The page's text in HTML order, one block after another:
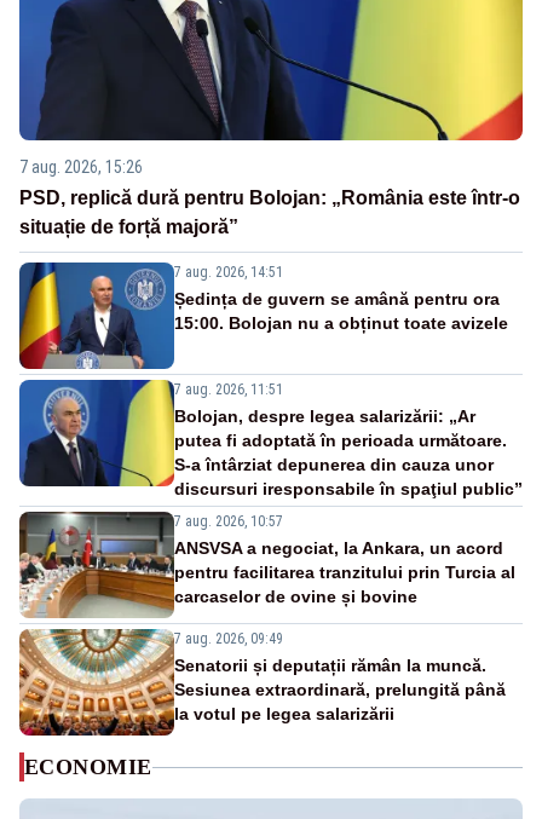
7 aug. 2026, 15:26
PSD, replică dură pentru Bolojan: „România este într-o
situație de forță majoră”
7 aug. 2026, 14:51
Ședința de guvern se amână pentru ora
15:00. Bolojan nu a obținut toate avizele
7 aug. 2026, 11:51
Bolojan, despre legea salarizării: „Ar
putea fi adoptată în perioada următoare.
S-a întârziat depunerea din cauza unor
discursuri iresponsabile în spaţiul public”
7 aug. 2026, 10:57
ANSVSA a negociat, la Ankara, un acord
pentru facilitarea tranzitului prin Turcia al
carcaselor de ovine și bovine
7 aug. 2026, 09:49
Senatorii și deputații rămân la muncă.
Sesiunea extraordinară, prelungită până
la votul pe legea salarizării
ECONOMIE